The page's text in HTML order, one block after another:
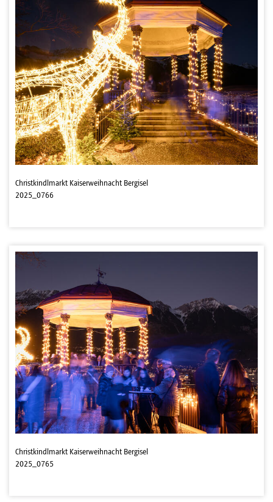
Christkindlmarkt Kaiserweihnacht Bergisel
2025_0766
Christkindlmarkt Kaiserweihnacht Bergisel
2025_0765